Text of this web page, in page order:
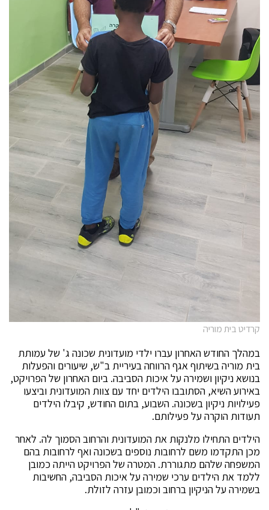
קרדיט בית מוריה
במהלך החודש האחרון עברו ילדי מועדונית שכונה ג' של עמותת
בית מוריה בשיתוף אגף הרווחה בעיריית ב"ש, שיעורים והפעלות
בנושא ניקיון ושמירה על איכות הסביבה. ביום האחרון של הפרויקט,
באירוע השיא, הסתובבו הילדים יחד עם צוות המועדונית וביצעו
פעילויות ניקיון בשכונה. השבוע, בתום החודש, קיבלו הילדים
תעודות הוקרה על פעילותם.
הילדים התחילו מלנקות את המועדונית והרחוב הסמוך לה. לאחר
מכן התקדמו משם לרחובות נוספים בשכונה ואף לרחובות בהם
המשפחה שלהם מתגוררת. המטרה של הפרויקט הייתה כמובן
ללמד את הילדים ערכי שמירה על איכות הסביבה, החשיבות
בשמירה על הניקיון ברחוב וכמובן עזרה לזולת.